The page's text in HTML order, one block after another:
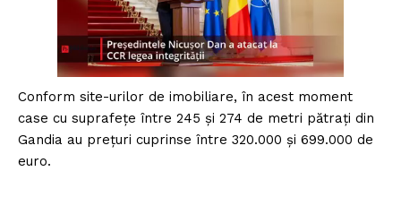
Conform site-urilor de imobiliare, în acest moment
case cu suprafețe între 245 și 274 de metri pătrați din
Gandia au prețuri cuprinse între 320.000 și 699.000 de
euro.